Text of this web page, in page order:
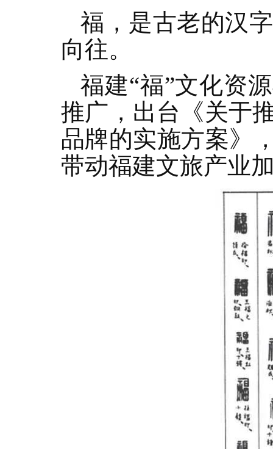
福，是古老的汉
向往。
福建“福”文化资
推广，出台《关于
品牌的实施方案》
带动福建文旅产业